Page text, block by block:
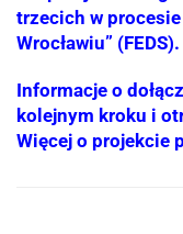
trzecich w
Wrocławiu” (FEDS).
Informacje o
kolejnym kroku i
Więcej o projekcie